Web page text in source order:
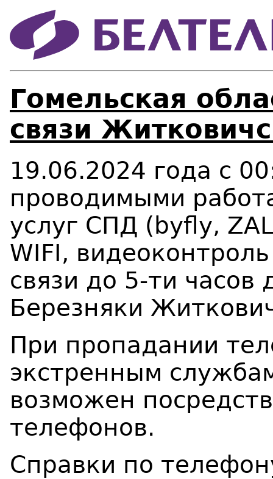
Гомельская
связи
19.06.2024 года с
проводимыми
услуг СПД ( byfly,
WIFI,
связи до 5-ти часов
Березняки
При пропадании
экстренным
возможен
телефонов.
Справки по